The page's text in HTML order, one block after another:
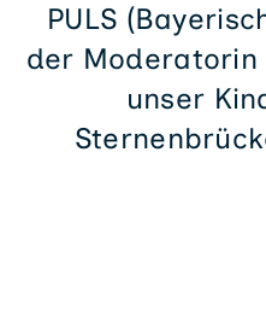
PULS
der Moderatorin
unser